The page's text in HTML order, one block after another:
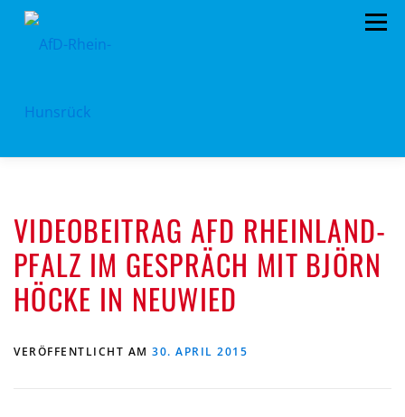
Zum
Menü
EU- KOMMUNALWAHL 2024 STANDPUNKTE
ARCHIV TERMINE MITMACHEN!
LANDTAGSWAHL 2021 KONTAKT
VIDEOBEITRAG AFD RHEINLAND-
PFALZ IM GESPRÄCH MIT BJÖRN
HÖCKE IN NEUWIED
VERÖFFENTLICHT AM 30. APRIL 2015